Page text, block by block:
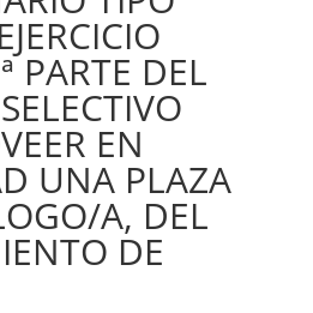
PARTE DEL
EN
UNA PLAZA
A, DEL
DE